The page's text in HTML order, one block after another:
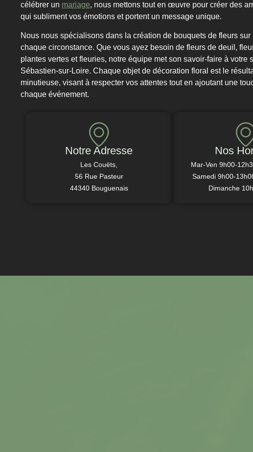
célébrer un mariage, nous mettons tout en œuvre pour créer des
qui subliment vos émotions et portent un message unique.
Nous nous spécialisons dans la création de bouquets de fleurs sur
chaque circonstance. Que vous ayez besoin de fleurs de deuil,
plantes vertes et fleuries, notre équipe met son savoir-faire à votre
Sébastien-sur-Loire. Chaque objet de décoration floral est le
minutieuse, visant à respecter vos attentes tout en ajoutant une
chaque événement.
Notre Adresse
Les Couëts,
56 Rue Pasteur
44340 Bouguenais
Nos
Mar-Ven 9h00-
Samedi 9h00-
Dimanche